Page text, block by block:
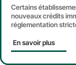
Certains
nouveaux crédits
réglementation
En savoir plus